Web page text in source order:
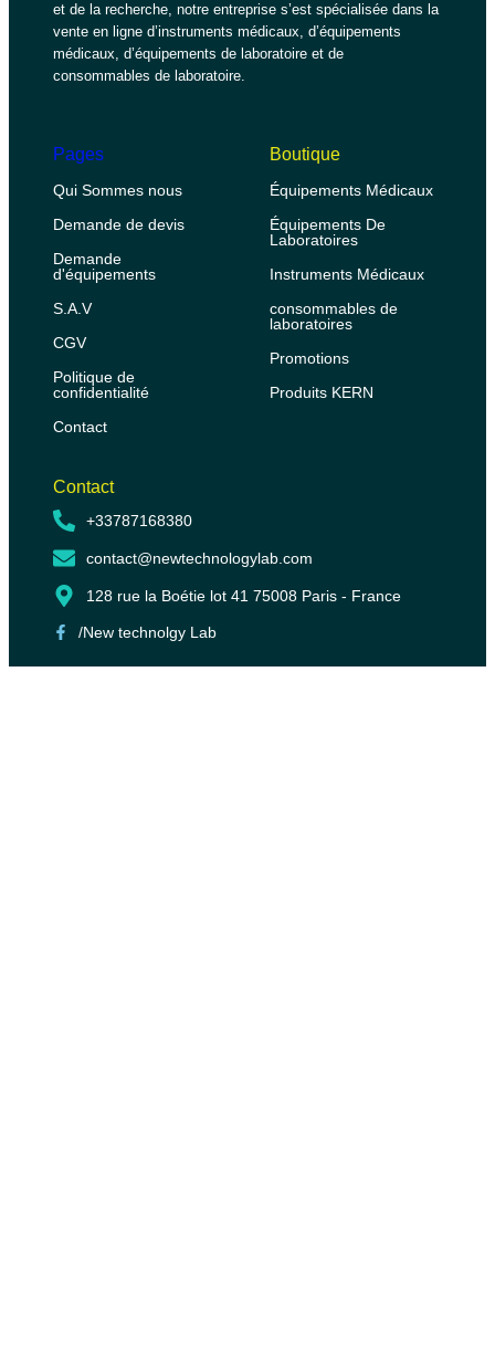
et de la recherche, notre entreprise s’est spécialisée dans la
vente en ligne d’instruments médicaux, d’équipements
médicaux, d’équipements de laboratoire et de
consommables de laboratoire.
Pages
Qui Sommes nous
Demande de devis
Demande
d'équipements
S.A.V
CGV
Politique de
confidentialité
Contact
Boutique
Équipements Médicaux
Équipements De
Laboratoires
Instruments Médicaux
consommables de
laboratoires
Promotions
Produits KERN
Contact
+33787168380
contact@newtechnologylab.com
128 rue la Boétie lot 41 75008 Paris - France
/New technolgy Lab